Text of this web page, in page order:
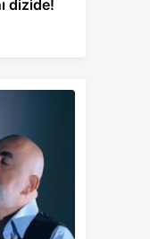
dizide!